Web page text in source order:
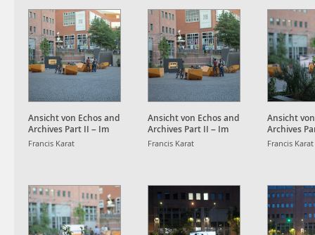
Ansicht von Echos and
Archives Part II – Im
Strudel der Daten und
Francis Karat
Ansicht von Echos and
Archives Part II – Im
Strudel der Daten und
Francis Karat
Ansicht
Archives
Strudel
Francis Karat